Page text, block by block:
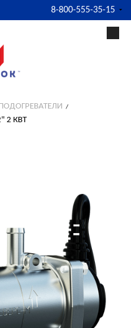
8-800-555-35-15
2 КВТ